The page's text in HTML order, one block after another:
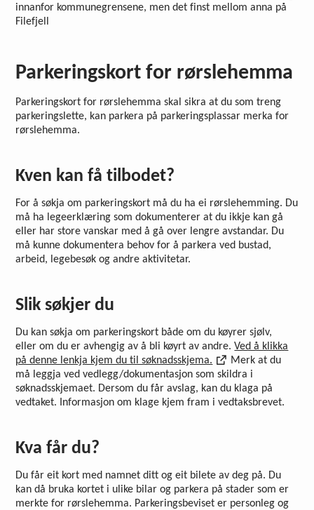
innanfor kommunegrensene, men det finst mellom anna på
Filefjell
Parkeringskort for rørslehemma
Parkeringskort for rørslehemma skal sikra at du som treng
parkeringslette, kan parkera på parkeringsplassar merka for
rørslehemma.
Kven kan få tilbodet?
For å søkja om parkeringskort må du ha ei rørslehemming. Du
må ha legeerklæring som dokumenterer at du ikkje kan gå
eller har store vanskar med å gå over lengre avstandar. Du
må kunne dokumentera behov for å parkera ved bustad,
arbeid, legebesøk og andre aktivitetar.
Slik søkjer du
Du kan søkja om parkeringskort både om du køyrer sjølv,
eller om du er avhengig av å bli køyrt av andre.Ved å klikka
på denne lenkja kjem du til søknadsskjema.
Merk at du
må leggja ved vedlegg/dokumentasjon som skildra i
søknadsskjemaet. Dersom du får avslag, kan du klaga på
vedtaket. Informasjon om klage kjem fram i vedtaksbrevet.
Kva får du?
Du får eit kort med namnet ditt og eit bilete av deg på. Du
kan då bruka kortet i ulike bilar og parkera på stader som er
merkte for rørslehemma. Parkeringsbeviset er personleg og